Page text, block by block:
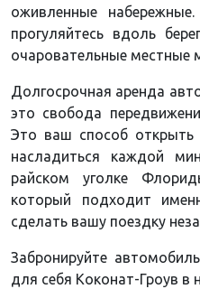
оживленные
прогуляйтесь вдоль
очаровательные местные
Долгосрочная аренда
это свобода
Это ваш способ
насладиться каждой
райском уголке
который подходит
сделать вашу поездку
Забронируйте
для себя Коконат-Гроув в